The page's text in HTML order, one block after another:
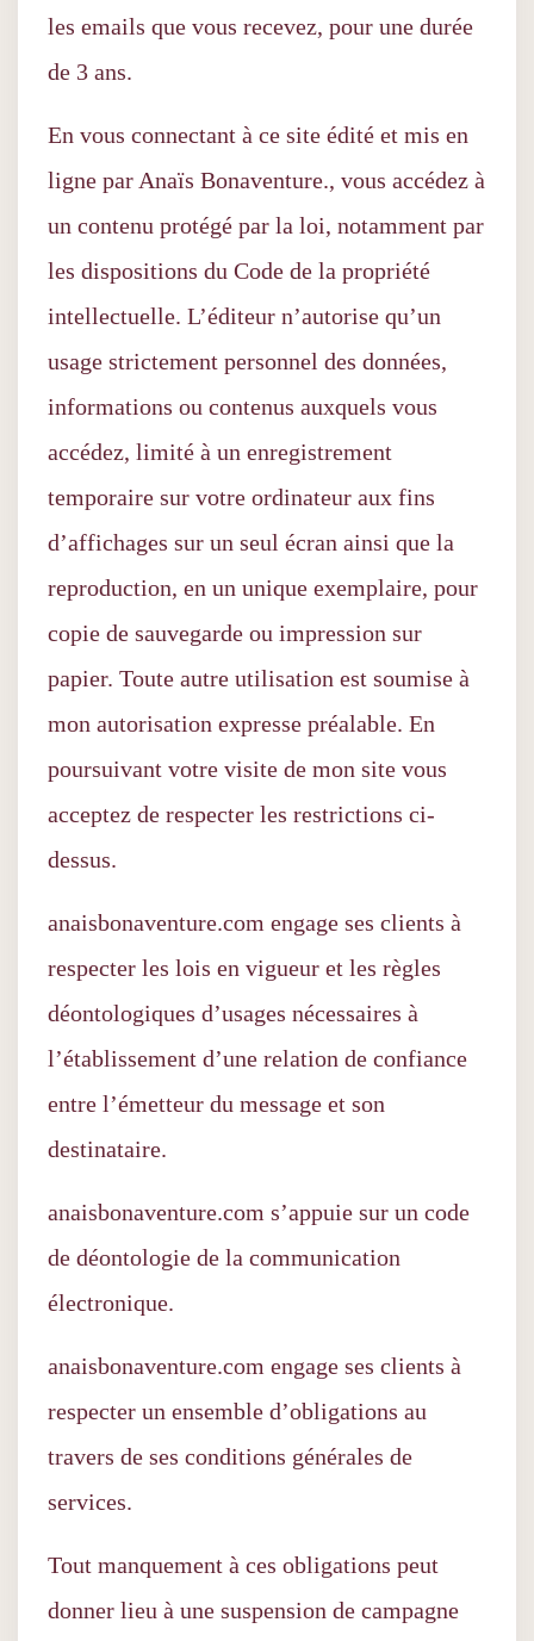
les emails que vous recevez, pour une durée
de 3 ans.
En vous connectant à ce site édité et mis en
ligne par Anaïs Bonaventure., vous accédez à
un contenu protégé par la loi, notamment par
les dispositions du Code de la propriété
intellectuelle. L’éditeur n’autorise qu’un
usage strictement personnel des données,
informations ou contenus auxquels vous
accédez, limité à un enregistrement
temporaire sur votre ordinateur aux fins
d’affichages sur un seul écran ainsi que la
reproduction, en un unique exemplaire, pour
copie de sauvegarde ou impression sur
papier. Toute autre utilisation est soumise à
mon autorisation expresse préalable. En
poursuivant votre visite de mon site vous
acceptez de respecter les restrictions ci-
dessus.
anaisbonaventure.com engage ses clients à
respecter les lois en vigueur et les règles
déontologiques d’usages nécessaires à
l’établissement d’une relation de confiance
entre l’émetteur du message et son
destinataire.
anaisbonaventure.com s’appuie sur un code
de déontologie de la communication
électronique.
anaisbonaventure.com engage ses clients à
respecter un ensemble d’obligations au
travers de ses conditions générales de
services.
Tout manquement à ces obligations peut
donner lieu à une suspension de campagne